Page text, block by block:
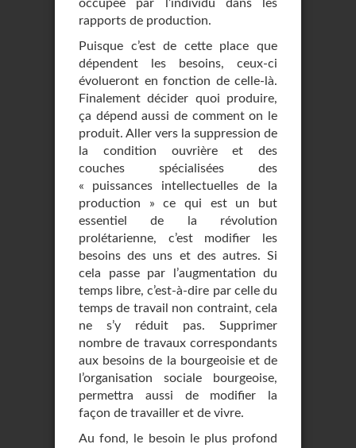
occupée par l’individu dans les
rapports de production.
Puisque c’est de cette place que
dépendent les besoins, ceux-ci
évolueront en fonction de celle-là.
Finalement décider quoi produire,
ça dépend aussi de comment on le
produit. Aller vers la suppression de
la condition ouvrière et des
couches spécialisées des
« puissances intellectuelles de la
production » ce qui est un but
essentiel de la révolution
prolétarienne, c’est modifier les
besoins des uns et des autres. Si
cela passe par l’augmentation du
temps libre, c’est-à-dire par celle du
temps de travail non contraint, cela
ne s’y réduit pas. Supprimer
nombre de travaux correspondants
aux besoins de la bourgeoisie et de
l’organisation sociale bourgeoise,
permettra aussi de modifier la
façon de travailler et de vivre.
Au fond, le besoin le plus profond